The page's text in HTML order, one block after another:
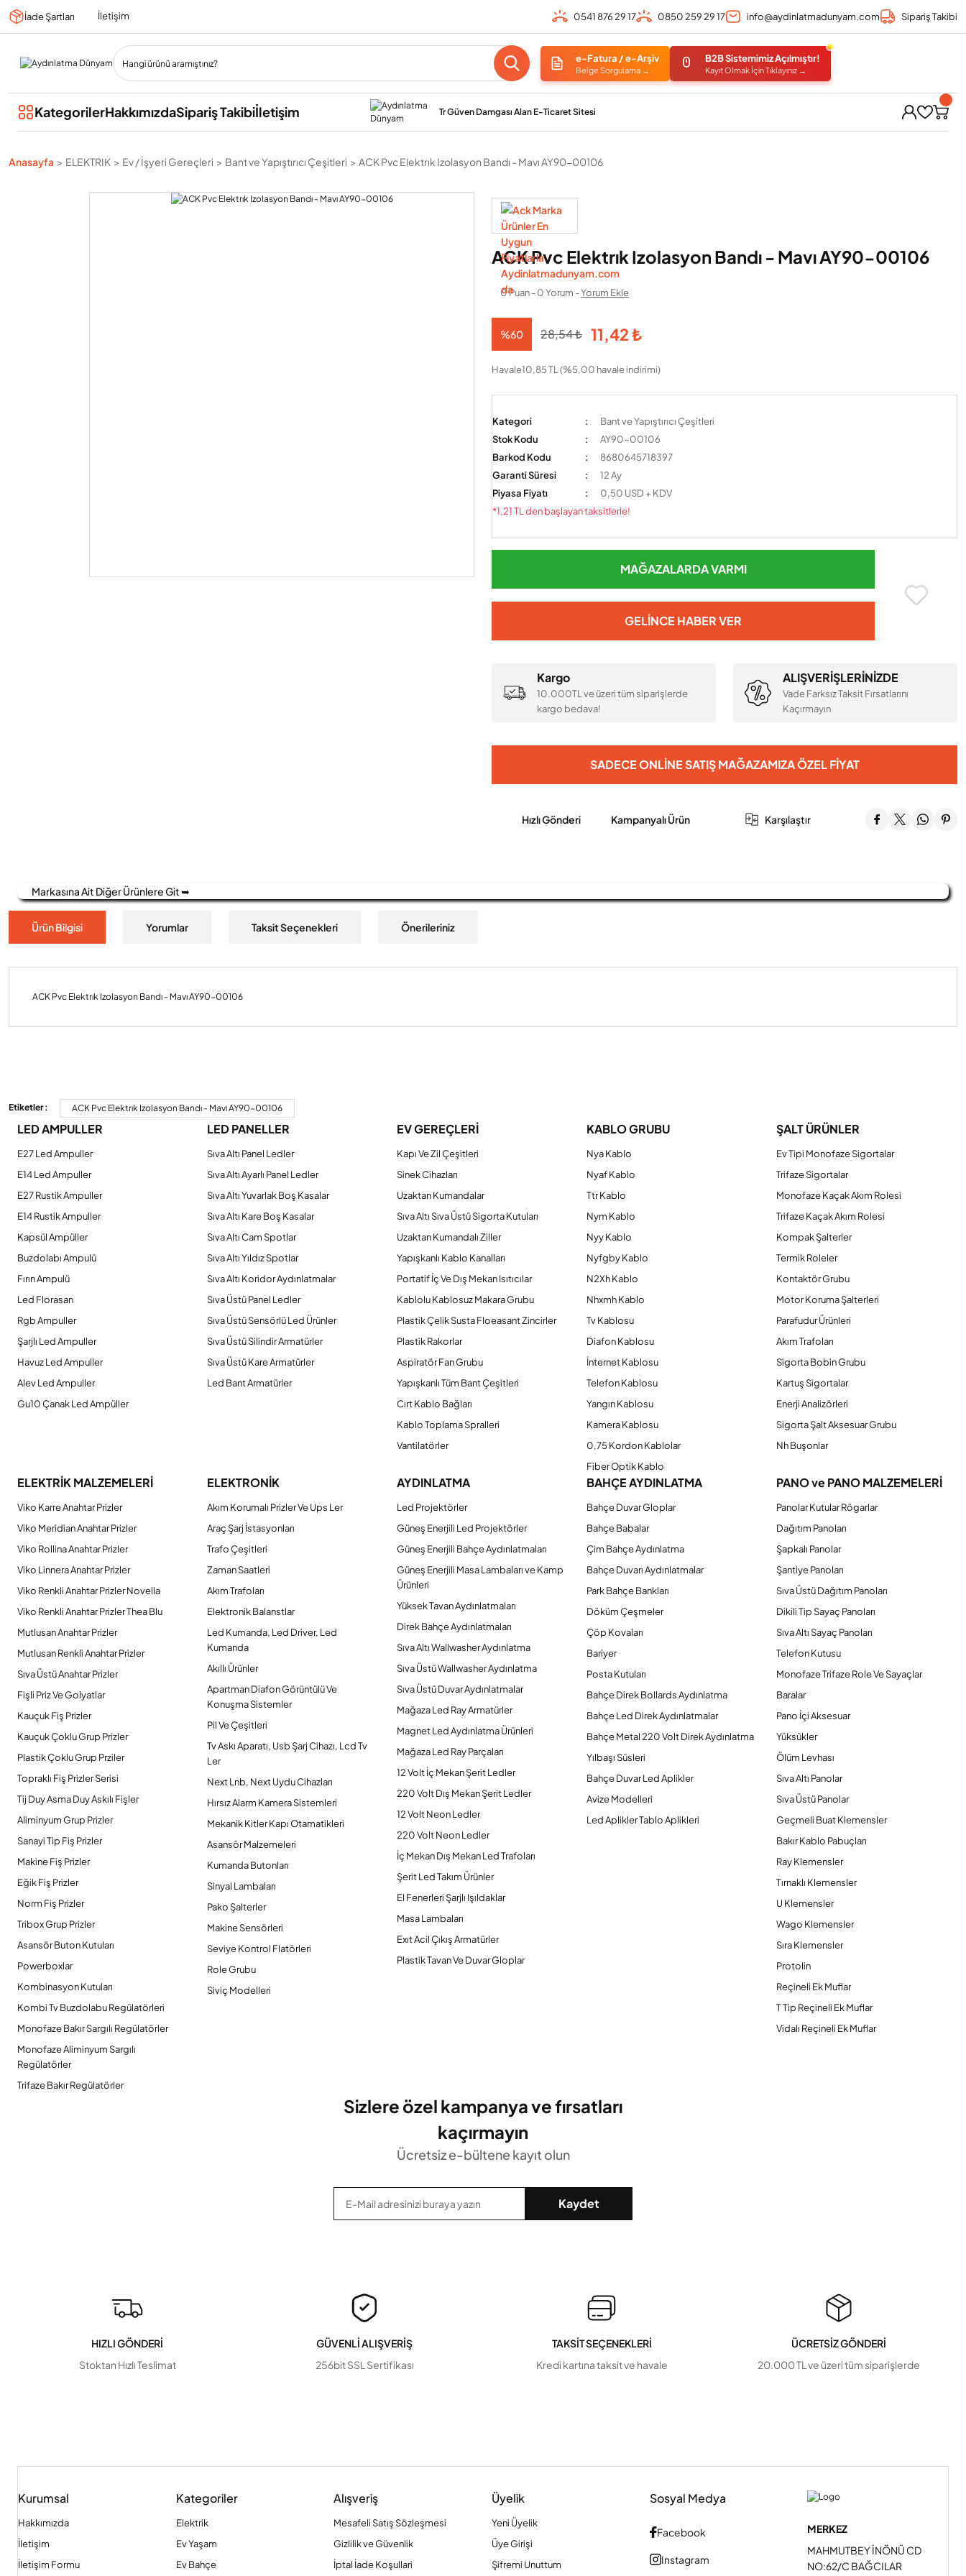
İade Şartları İletişim 0541 876 29 17 0850 259 29 17 info@aydinlatmadunyam.com Sipariş Takibi
e-Fatura / e-Arşiv
Belge Sorgulama →
B2B Sistemimiz Açılmıştır!
Kayıt Olmak İçin Tıklayınız →
KategorilerHakkımızdaSipariş Takibiİletişim Tr Güven Damgası Alan E-Ticaret Sitesi
Anasayfa ELEKTRIK Ev / İşyeri Gereçleri Bant ve Yapıştırıcı Çeşitleri ACK Pvc Elektrık Izolasyon Bandı - Mavı AY90-00106
ACK Pvc Elektrık Izolasyon Bandı - Mavı AY90-00106
0 Puan - 0 Yorum -Yorum Ekle
%60 28,54 ₺ 11,42 ₺
Havale10,85 TL (%5,00 havale indirimi)
Kategori
Bant ve Yapıştırıcı Çeşitleri
Stok Kodu
AY90-00106
Barkod Kodu
8680645718397
Garanti Süresi
12 Ay
Piyasa Fiyatı
0,50 USD + KDV
*1,21 TL den başlayan taksitlerle!
MAĞAZALARDA VARMI
GELINCE HABER VER
Kargo
10.000TL ve üzeri tüm siparişlerde
kargo bedava!
ALIŞVERİŞLERİNİZDE
Vade Farksız Taksit Fırsatlarını
Kaçırmayın
SADECE ONLINE SATIŞ MAĞAZAMIZA ÖZEL FIYAT
Hızlı Gönderi Kampanyalı Ürün Karşılaştır
Markasına Ait Diğer Ürünlere Git ➥
Ürün Bilgisi Yorumlar Taksit Seçenekleri Önerileriniz
ACK Pvc Elektrık Izolasyon Bandı - Mavı AY90-00106
Yorum Yaz
Ürün resmi kalitesiz, bozuk veya görüntülenemiyor.
Ürün açıklamasında eksik bilgiler bulunuyor.
Ürün bilgilerinde hatalar bulunuyor.
Ürün fiyatı diğer sitelerden daha pahalı.
Bu ürüne benzer farklı alternatifler olmalı.
Gönder
Etiketler : ACK Pvc Elektrık Izolasyon Bandı - Mavı AY90-00106
LED AMPULLER
E27 Led Ampuller
E14 Led Ampuller
E27 Rustik Ampuller
E14 Rustik Ampuller
Kapsül Ampüller
Buzdolabı Ampulü
Fırın Ampulü
Led Florasan
Rgb Ampuller
Şarjlı Led Ampuller
Havuz Led Ampuller
Alev Led Ampuller
Gu10 Çanak Led Ampüller
LED PANELLER
Sıva Altı Panel Ledler
Sıva Altı Ayarlı Panel Ledler
Sıva Altı Yuvarlak Boş Kasalar
Sıva Altı Kare Boş Kasalar
Sıva Altı Cam Spotlar
Sıva Altı Yıldız Spotlar
Sıva Altı Koridor Aydınlatmalar
Sıva Üstü Panel Ledler
Sıva Üstü Sensörlü Led Ürünler
Sıva Üstü Silindir Armatürler
Sıva Üstü Kare Armatürler
Led Bant Armatürler
EV GEREÇLERİ
Kapı Ve Zil Çeşitleri
Sinek Cihazları
Uzaktan Kumandalar
Sıva Altı Sıva Üstü Sigorta Kutuları
Uzaktan Kumandalı Ziller
Yapışkanlı Kablo Kanalları
Portatif İç Ve Dış Mekan Isıtıcılar
Kablolu Kablosuz Makara Grubu
Plastik Çelik Susta Floeasant Zincirler
Plastik Rakorlar
Aspiratör Fan Grubu
Yapışkanlı Tüm Bant Çeşitleri
Cırt Kablo Bağları
Kablo Toplama Spralleri
Vantilatörler
KABLO GRUBU
Nya Kablo
Nyaf Kablo
Ttr Kablo
Nym Kablo
Nyy Kablo
Nyfgby Kablo
N2Xh Kablo
Nhxmh Kablo
Tv Kablosu
Diafon Kablosu
İnternet Kablosu
Telefon Kablosu
Yangın Kablosu
Kamera Kablosu
0,75 Kordon Kablolar
Fiber Optik Kablo
ŞALT ÜRÜNLER
Ev Tipi Monofaze Sigortalar
Trifaze Sigortalar
Monofaze Kaçak Akım Rolesi
Trifaze Kaçak Akım Rolesi
Kompak Şalterler
Termik Roleler
Kontaktör Grubu
Motor Koruma Şalterleri
Parafudur Ürünleri
Akım Trafoları
Sigorta Bobin Grubu
Kartuş Sigortalar
Enerji Analizörleri
Sigorta Şalt Aksesuar Grubu
Nh Buşonlar
ELEKTRİK MALZEMELERİ
Viko Karre Anahtar Prizler
Viko Meridian Anahtar Prizler
Viko Rollina Anahtar Prizler
Viko Linnera Anahtar Prizler
Viko Renkli Anahtar Prizler Novella
Viko Renkli Anahtar Prizler Thea Blu
Mutlusan Anahtar Prizler
Mutlusan Renkli Anahtar Prizler
Sıva Üstü Anahtar Prizler
Fişli Priz Ve Golyatlar
Kauçuk Fiş Prizler
Kauçuk Çoklu Grup Prizler
Plastik Çoklu Grup Prziler
Topraklı Fiş Prizler Serisi
Tij Duy Asma Duy Askılı Fişler
Aliminyum Grup Prizler
Sanayi Tip Fiş Prizler
Makine Fiş Prizler
Eğik Fiş Prizler
Norm Fiş Prizler
Tribox Grup Prizler
Asansör Buton Kutuları
Powerboxlar
Kombinasyon Kutuları
Kombi Tv Buzdolabu Regülatörleri
Monofaze Bakır Sargılı Regülatörler
Monofaze Aliminyum Sargılı
Regülatörler
Trifaze Bakır Regülatörler
ELEKTRONİK
Akım Korumalı Prizler Ve Ups Ler
Araç Şarj İstasyonları
Trafo Çeşitleri
Zaman Saatleri
Akım Trafoları
Elektronik Balanstlar
Led Kumanda, Led Driver, Led
Kumanda
Akıllı Ürünler
Apartman Diafon Görüntülü Ve
Konuşma Sistemler
Pil Ve Çeşitleri
Tv Askı Aparatı, Usb Şarj Cihazı, Lcd Tv
Ler
Next Lnb, Next Uydu Cihazları
Hırsız Alarm Kamera Sistemleri
Mekanik Kitler Kapı Otamatikleri
Asansör Malzemeleri
Kumanda Butonları
Sinyal Lambaları
Pako Şalterler
Makine Sensörleri
Seviye Kontrol Flatörleri
Role Grubu
Siviç Modelleri
AYDINLATMA
Led Projektörler
Güneş Enerjili Led Projektörler
Güneş Enerjili Bahçe Aydınlatmaları
Güneş Enerjili Masa Lambaları ve Kamp
Ürünleri
Yüksek Tavan Aydınlatmaları
Direk Bahçe Aydınlatmaları
Sıva Altı Wallwasher Aydınlatma
Sıva Üstü Wallwasher Aydınlatma
Sıva Üstü Duvar Aydınlatmalar
Mağaza Led Ray Armatürler
Magnet Led Aydınlatma Ürünleri
Mağaza Led Ray Parçaları
12 Volt İç Mekan Şerit Ledler
220 Volt Dış Mekan Şerit Ledler
12 Volt Neon Ledler
220 Volt Neon Ledler
İç Mekan Dış Mekan Led Trafoları
Şerit Led Takım Ürünler
El Fenerleri Şarjlı Işıldaklar
Masa Lambaları
Exıt Acil Çıkış Armatürler
Plastik Tavan Ve Duvar Gloplar
BAHÇE AYDINLATMA
Bahçe Duvar Gloplar
Bahçe Babalar
Çim Bahçe Aydınlatma
Bahçe Duvarı Aydınlatmalar
Park Bahçe Bankları
Döküm Çeşmeler
Çöp Kovaları
Bariyer
Posta Kutuları
Bahçe Direk Bollards Aydınlatma
Bahçe Led Direk Aydınlatmalar
Bahçe Metal 220 Volt Direk Aydınlatma
Yılbaşı Süsleri
Bahçe Duvar Led Aplikler
Avize Modelleri
Led Aplikler Tablo Aplikleri
PANO ve PANO MALZEMELERİ
Panolar Kutular Rögarlar
Dağıtım Panoları
Şapkalı Panolar
Şantiye Panoları
Sıva Üstü Dağıtım Panoları
Dikili Tip Sayaç Panoları
Sıva Altı Sayaç Panoları
Telefon Kutusu
Monofaze Trifaze Role Ve Sayaçlar
Baralar
Pano İçi Aksesuar
Yüksükler
Ölüm Levhası
Sıva Altı Panolar
Sıva Üstü Panolar
Geçmeli Buat Klemensler
Bakır Kablo Pabuçları
Ray Klemensler
Tırnaklı Klemensler
U Klemensler
Wago Klemensler
Sıra Klemensler
Protolin
Reçineli Ek Muflar
T Tip Reçineli Ek Muflar
Vidalı Reçineli Ek Muflar
Sizlere özel kampanya ve fırsatları
kaçırmayın
Ücretsiz e-bültene kayıt olun
Kaydet
HIZLI GÖNDERİ
Stoktan Hızlı Teslimat
GÜVENLİ ALIŞVERİŞ
256bit SSL Sertifikası
TAKSİT SEÇENEKLERİ
Kredi kartına taksit ve havale
ÜCRETSİZ GÖNDERİ
20.000 TL ve üzeri tüm siparişlerde
Kurumsal
Hakkımızda
İletişim
İletişim Formu
Kategoriler
Elektrik
Ev Yaşam
Ev Bahçe
Alışveriş
Mesafeli Satış Sözleşmesi
Gizlilik ve Güvenlik
İptal İade Koşullari
Üyelik
Yeni Üyelik
Üye Girişi
Şifremi Unuttum
Sosyal Medya
Facebook
Instagram
MERKEZ
MAHMUTBEY İNÖNÜ CD
NO:62/C BAĞCILAR